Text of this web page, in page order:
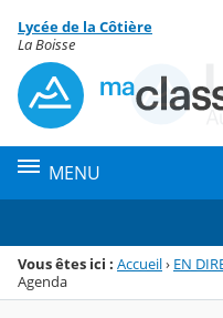
Menu de la rubrique
Contenu
Lycée de la Côtière
La Boisse
MENU
Vous êtes ici : Accueil› EN
Agenda